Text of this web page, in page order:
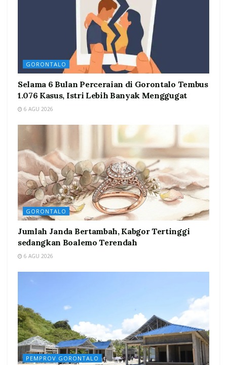
GORONTALO
Selama 6 Bulan Perceraian di Gorontalo Tembus
1.076 Kasus, Istri Lebih Banyak Menggugat
6 AGU 2026
GORONTALO
Jumlah Janda Bertambah, Kabgor Tertinggi
sedangkan Boalemo Terendah
6 AGU 2026
PEMPROV GORONTALO